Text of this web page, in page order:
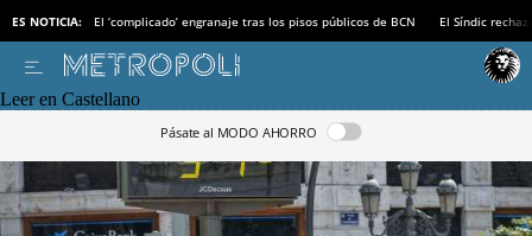
ES NOTICIA: El ‘complicado’ engranaje tras los pisos públicos de BCN El Síndic
Leer en Castellano
Pásate al MODO AHORRO